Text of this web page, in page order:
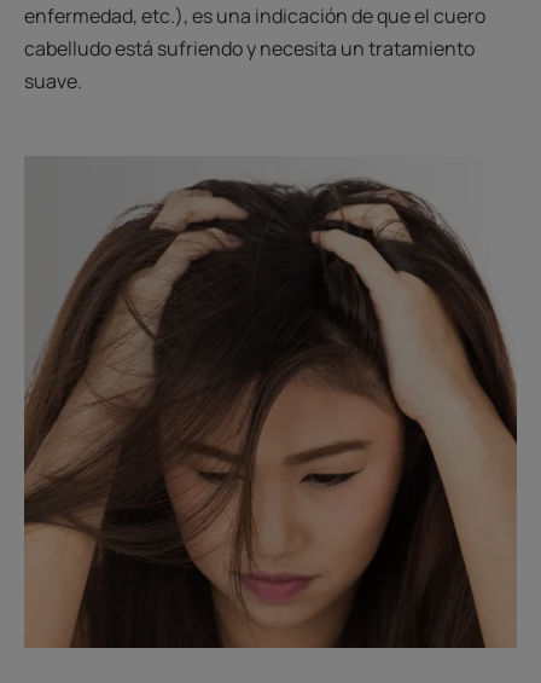
enfermedad, etc.), es una indicación de que el cuero
cabelludo está sufriendo y necesita un tratamiento
suave.